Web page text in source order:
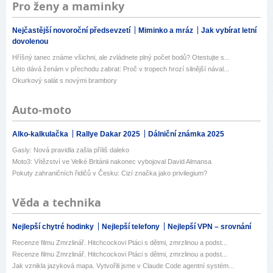
Pro ženy a maminky
Nejčastější novoroční předsevzetí Miminko a mráz
Jak vybírat letní
dovolenou
Hříšný tanec známe všichni, ale zvládnete plný počet bodů? Otestujte s...
Léto dává ženám v přechodu zabrat: Proč v tropech hrozí silnější nával...
Okurkový salát s novými brambory
Auto-moto
Alko-kalkulačka Rallye Dakar 2025 Dálniční známka 2025
Gasly: Nová pravidla zašla příliš daleko
Moto3: Vítězství ve Velké Británii nakonec vybojoval David Almansa
Pokuty zahraničních řidičů v Česku: Cizí značka jako privilegium?
Věda a technika
Nejlepší chytré hodinky Nejlepší telefony Nejlepší VPN – srovnání
Recenze filmu Zmrzlinář. Hitchcockovi Ptáci s dětmi, zmrzlinou a podst...
Recenze filmu Zmrzlinář. Hitchcockovi Ptáci s dětmi, zmrzlinou a podst...
Jak vznikla jazyková mapa. Vytvořili jsme v Claude Code agentní systém...